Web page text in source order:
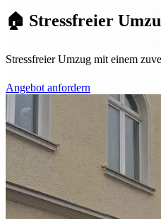
🏠 Stressfreier
Stressfreier Umzug mit einem
Angebot anfordern